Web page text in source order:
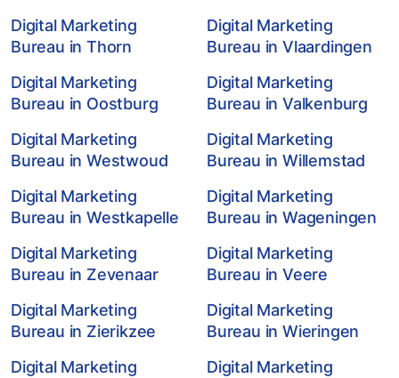
Digital Marketing
Bureau in Thorn
Digital Marketing
Bureau in Vlaardingen
Digital Marketing
Bureau in Oostburg
Digital Marketing
Bureau in Valkenburg
Digital Marketing
Bureau in Westwoud
Digital Marketing
Bureau in Willemstad
Digital Marketing
Bureau in Westkapelle
Digital Marketing
Bureau in Wageningen
Digital Marketing
Bureau in Zevenaar
Digital Marketing
Bureau in Veere
Digital Marketing
Bureau in Zierikzee
Digital Marketing
Bureau in Wieringen
Digital Marketing
Digital Marketing